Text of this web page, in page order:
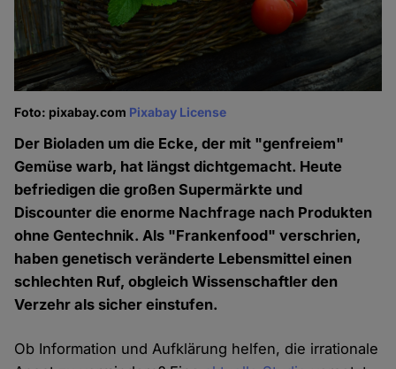
Foto: pixabay.com Pixabay License
Der Bioladen um die Ecke, der mit "genfreiem"
Gemüse warb, hat längst dichtgemacht. Heute
befriedigen die großen Supermärkte und
Discounter die enorme Nachfrage nach Produkten
ohne Gentechnik. Als "Frankenfood" verschrien,
haben genetisch veränderte Lebensmittel einen
schlechten Ruf, obgleich Wissenschaftler den
Verzehr als sicher einstufen.
Ob Information und Aufklärung helfen, die irrationale